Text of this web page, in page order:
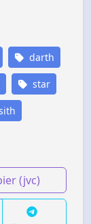
darth
star
(jvc)